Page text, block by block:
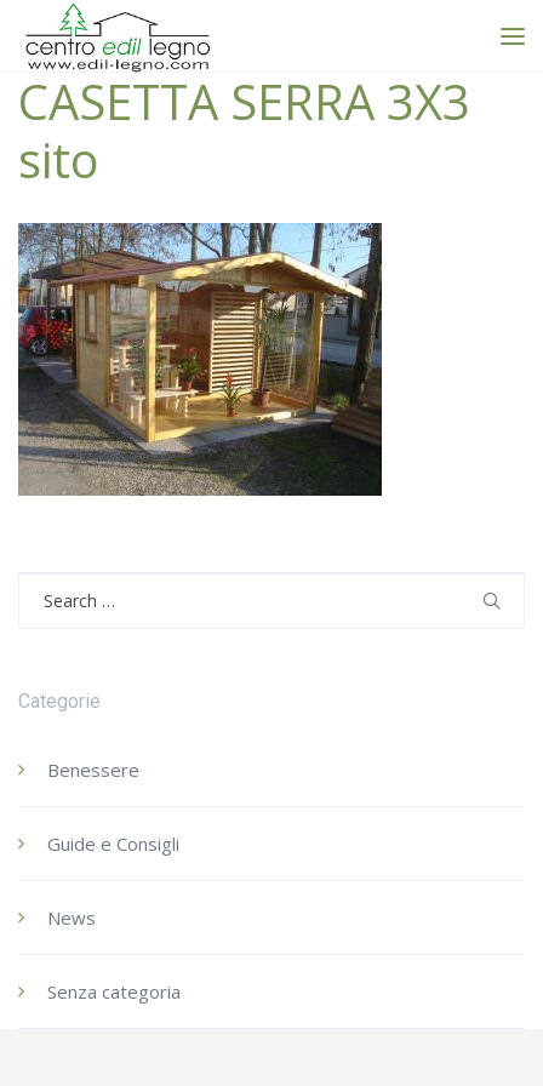
CASETTA SERRA 3X3
sito
Categorie
Benessere
Guide e Consigli
News
Senza categoria